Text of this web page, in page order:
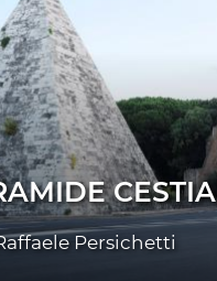
CESTIA
Persichetti